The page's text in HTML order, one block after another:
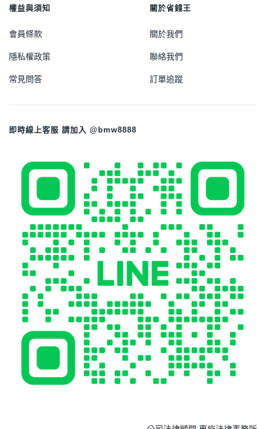
權益與須知
會員條款
隱私權政策
常見問答
關於省錢王
關於我們
聯絡我們
訂單追蹤
即時線上客服 請加入 @bmw8888